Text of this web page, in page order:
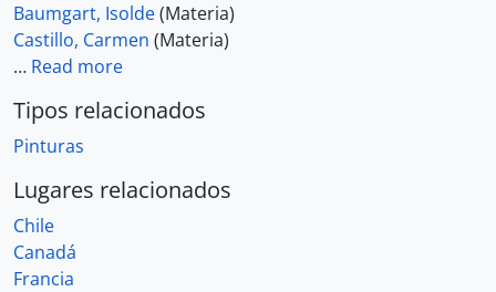
Baumgart, Isolde(Materia)
Castillo, Carmen (Materia)
… Read more
Tipos relacionados
Pinturas
Lugares relacionados
Chile
Canadá
Francia